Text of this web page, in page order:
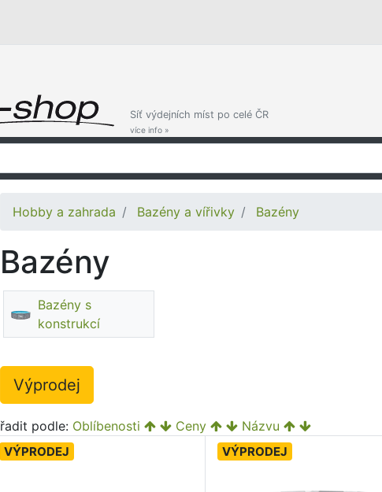
Síť výdejních míst po celé ČR
více info »
Hobby a zahrada Bazény a vířivky Bazény
Bazény
Bazény s
konstrukcí
Výprodej
řadit podle: Oblíbenosti Ceny Názvu
VÝPRODEJ VÝPRODEJ